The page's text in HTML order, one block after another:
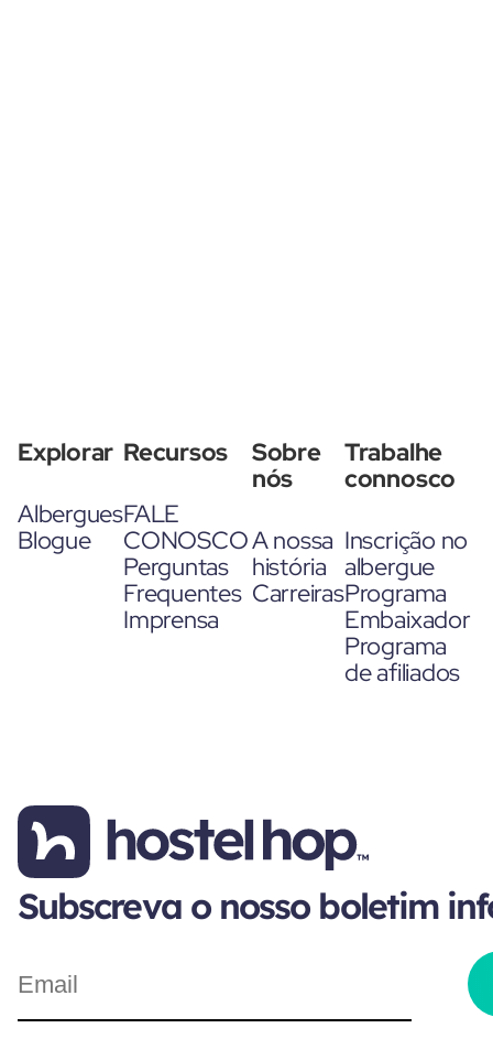
Explorar
Albergues
Blogue
Recursos
FALE
CONOSCO
Perguntas
Frequentes
Imprensa
Sobre
nós
A nossa
história
Carreiras
Trabalhe
connosco
Inscrição no
albergue
Programa
Embaixador
Programa
de afiliados
Subscreva o nosso boletim